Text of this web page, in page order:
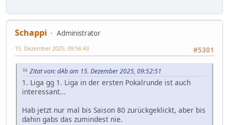
Schappi
Administrator
#5301
15. Dezember 2025, 09:56:43
Zitat von: dAb am 15. Dezember 2025, 09:52:51
1. Liga gg 1. Liga in der ersten Pokalrunde ist auch
interessant...
Hab jetzt nur mal bis Saison 80 zurückgeklickt, aber bis
dahin gabs das zumindest nie.